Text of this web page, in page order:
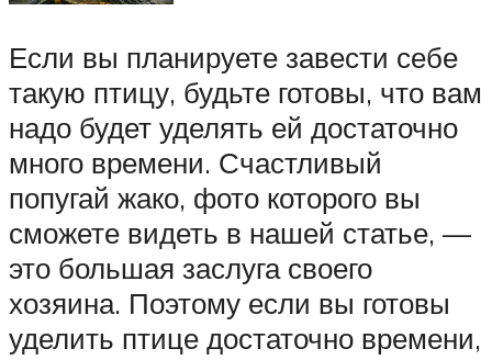
Если вы планируете завести себе
такую птицу, будьте готовы, что вам
надо будет уделять ей достаточно
много времени. Счастливый
попугай жако, фото которого вы
сможете видеть в нашей статье, —
это большая заслуга своего
хозяина. Поэтому если вы готовы
уделить птице достаточно времени,